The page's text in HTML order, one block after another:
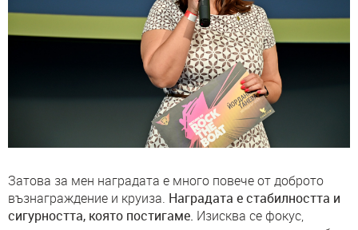
Затова за мен наградата е много повече от доброто
възнаграждение и круиза. Наградата е стабилността и
сигурността, която постигаме. Изисква се фокус,